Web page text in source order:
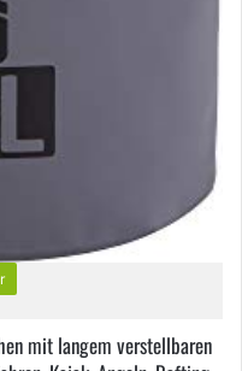
mit langem verstellbaren